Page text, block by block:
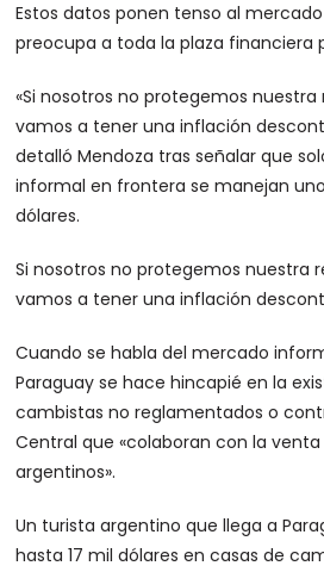
Estos datos ponen tenso al
preocupa a toda la plaza financiera
«Si nosotros no protegemos nuestra
vamos a tener una inflación
detalló Mendoza tras señalar que
informal en frontera se manejan
dólares.
Si nosotros no protegemos nuestra
vamos a tener una inflación
Cuando se habla del mercado
Paraguay se hace hincapié en la
cambistas no reglamentados o
Central que «colaboran con la
argentinos».
Un turista argentino que llega a
hasta 17 mil dólares en casas de